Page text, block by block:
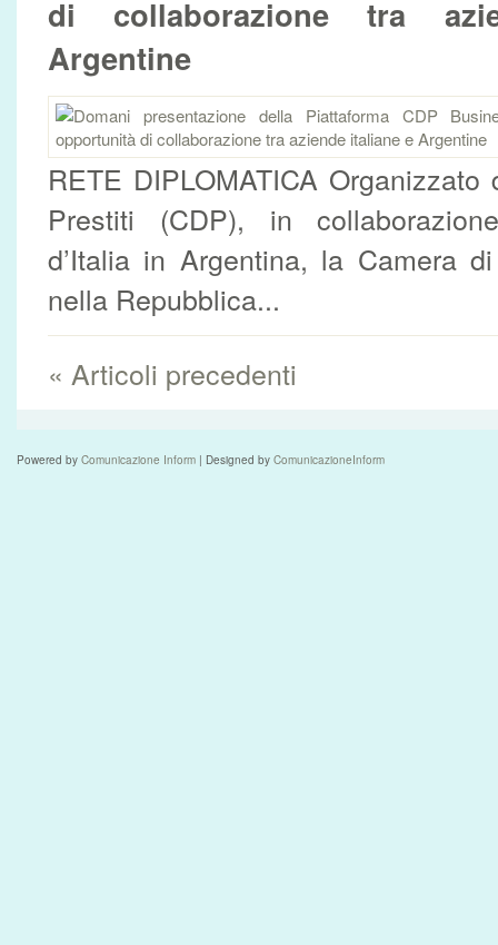
di collaborazione tra
Argentine
RETE DIPLOMATICA
Prestiti (CDP), in
d’Italia in Argentina, la Camera
nella Repubblica...
« Articoli precedenti
Powered by Comunicazione Inform | Designed by ComunicazioneInform